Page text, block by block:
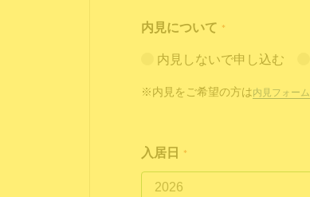
内見について *
内見しないで申し込む
※内見をご希望の方は 内見フォーム
入居日 *